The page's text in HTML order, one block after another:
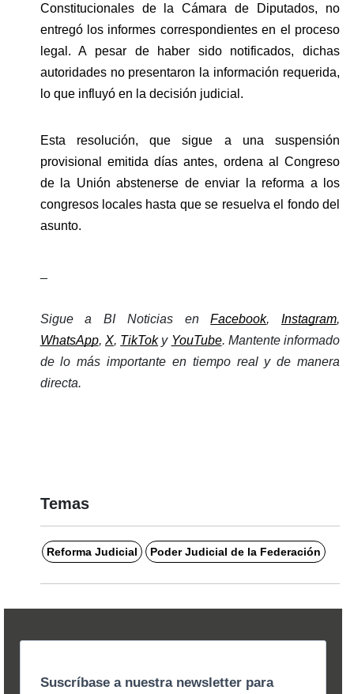
Constitucionales de la Cámara de Diputados, no
entregó los informes correspondientes en el proceso
legal. A pesar de haber sido notificados, dichas
autoridades no presentaron la información requerida,
lo que influyó en la decisión judicial.
Esta resolución, que sigue a una suspensión
provisional emitida días antes, ordena al Congreso
de la Unión abstenerse de enviar la reforma a los
congresos locales hasta que se resuelva el fondo del
asunto.
Sigue a BI Noticias en Facebook, Instagram,
WhatsApp, X, TikTok y YouTube. Mantente informado
de lo más importante en tiempo real y de manera
directa.
Temas
Reforma Judicial Poder Judicial de la Federación